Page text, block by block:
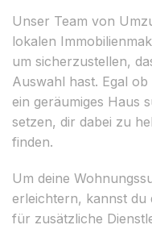
Unser Team von
lokalen
um sicherzustellen,
Auswahl hast. Egal
ein geräumiges Haus
setzen, dir dabei zu
finden.
Um deine
erleichtern, kannst du
für zusätzliche